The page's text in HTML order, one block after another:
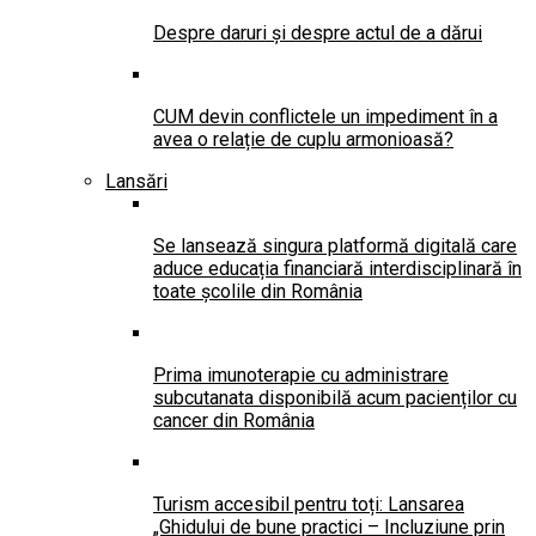
Despre daruri și despre actul de a dărui
CUM devin conflictele un impediment în a
avea o relație de cuplu armonioasă?
Lansări
Se lansează singura platformă digitală care
aduce educația financiară interdisciplinară în
toate școlile din România
Prima imunoterapie cu administrare
subcutanata disponibilă acum pacienților cu
cancer din România
Turism accesibil pentru toți: Lansarea
„Ghidului de bune practici – Incluziune prin